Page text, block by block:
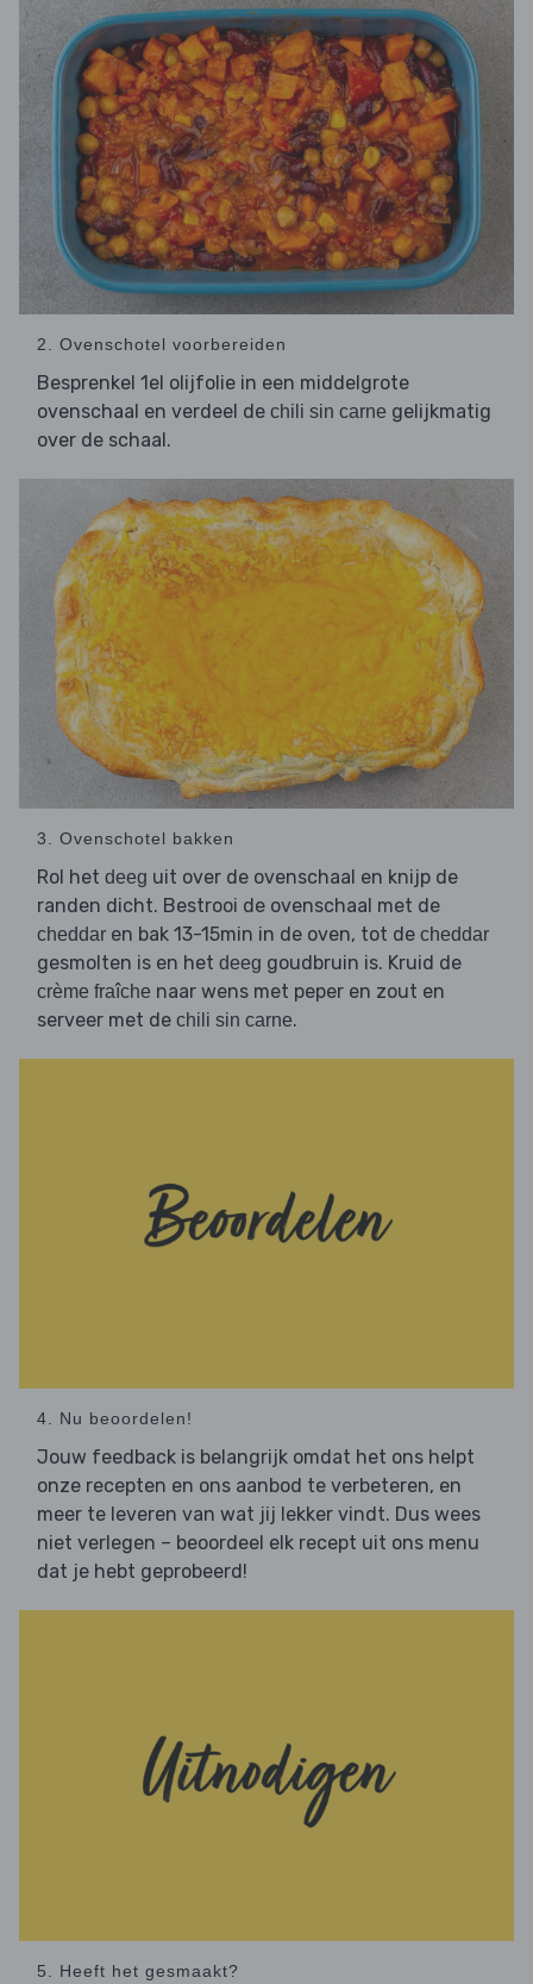
2. Ovenschotel voorbereiden
Besprenkel 1el olijfolie in een middelgrote
ovenschaal en verdeel de chili sin carne gelijkmatig
over de schaal.
3. Ovenschotel bakken
Rol het deeg uit over de ovenschaal en knijp de
randen dicht. Bestrooi de ovenschaal met de
cheddar en bak 13-15min in de oven, tot de cheddar
gesmolten is en het deeg goudbruin is. Kruid de
crème fraîche naar wens met peper en zout en
serveer met de chili sin carne.
4. Nu beoordelen!
Jouw feedback is belangrijk omdat het ons helpt
onze recepten en ons aanbod te verbeteren, en
meer te leveren van wat jij lekker vindt. Dus wees
niet verlegen – beoordeel elk recept uit ons menu
dat je hebt geprobeerd!
5. Heeft het gesmaakt?